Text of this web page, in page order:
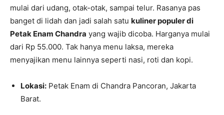
mulai dari udang, otak-otak, sampai telur. Rasanya pas
banget di lidah dan jadi salah satu kuliner populer di
Petak Enam Chandra yang wajib dicoba. Harganya mulai
dari Rp 55.000. Tak hanya menu laksa, mereka
menyajikan menu lainnya seperti nasi, roti dan kopi.
Lokasi: Petak Enam di Chandra Pancoran, Jakarta
Barat.